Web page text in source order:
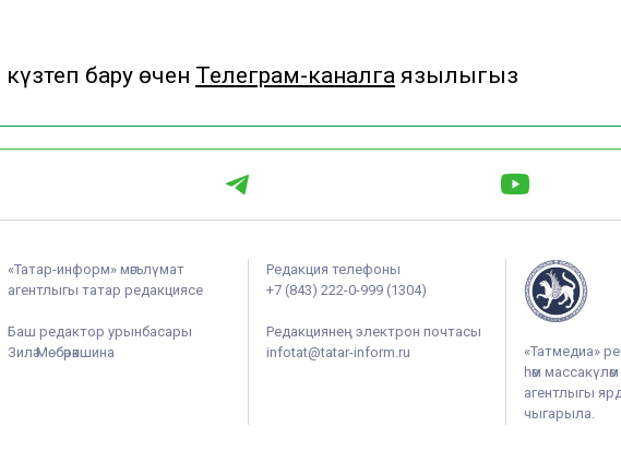
бару өчен Телеграм-каналга язылыгыз
«Татар-информ» мәгълүмат
агентлыгы татар редакциясе
Баш редактор урынбасары
Зилә Мөбәрәкшина
Редакция телефоны
+7 (843) 222-0-999 (1304)
Редакциянең электрон почтасы
infotat@tatar-inform.ru
«Татмедиа»
һәм
агентлыгы
чыгарыла.